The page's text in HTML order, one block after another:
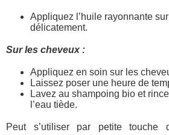
Appliquez l’huile rayonnante
délicatement.
Sur les cheveux :
Appliquez en soin sur les
Laissez poser une heure de
Lavez au shampoing bio et
l’eau tiède.
Peut s’utiliser par petite touche